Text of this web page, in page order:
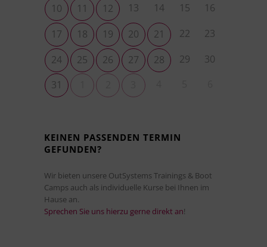
10
11 12 13 14 15
16
17
18 19 20 21 22
23
24
25 26 27 28 29
30
31
KEINEN PASSENDEN TERMIN
GEFUNDEN?
Wir bieten unsere OutSystems Trainings & Boot
Camps auch als individuelle Kurse bei Ihnen im
Hause an.
Sprechen Sie uns hierzu gerne direkt an!